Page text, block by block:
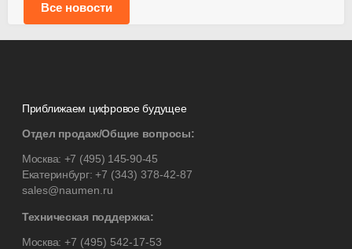
Все новости
Приближаем цифровое будущее
Отдел продаж/Общие вопросы:
Москва: +7 (495) 145-90-45
Екатеринбург:+7 (343) 378-42-87
sales@naumen.ru
Техническая поддержка:
Москва: +7 (495) 542-17-53